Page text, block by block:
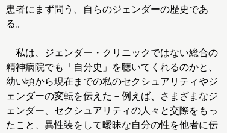
患者にまず問う、自らのジェンダーの歴史であ
る。
私は、ジェンダー・クリニックではない総合の
精神病院でも「自分史」を聴いてくれるのかと、
幼い頃から現在までの私のセクシュアリティやジ
ェンダーの変転を伝えた－例えば、さまざまなジ
ェンダー、セクシュアリティの人々と交際をもっ
たこと、異性装をして曖昧な自分の性を他者に伝